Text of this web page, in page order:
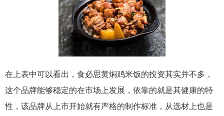
在上表中可以看出，食必思黄焖鸡米饭的投资其实并不多，
这个品牌能够稳定的在市场上发展，依靠的就是其健康的特
性，该品牌从上市开始就有严格的制作标准，从选材上也是